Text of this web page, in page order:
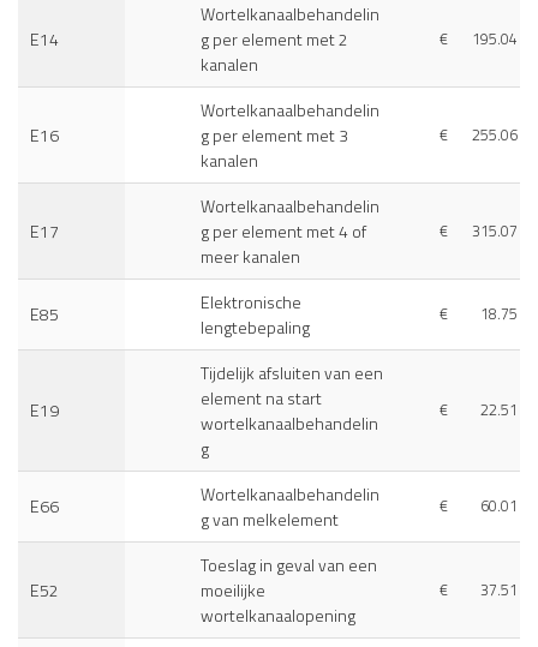
E14
Wortelkanaalbehandelin
g per element met 2
kanalen
€ 195.04
E16
Wortelkanaalbehandelin
g per element met 3
kanalen
€ 255.06
E17
Wortelkanaalbehandelin
g per element met 4 of
meer kanalen
€ 315.07
E85
Elektronische
lengtebepaling
€ 18.75
E19
Tijdelijk afsluiten van een
element na start
wortelkanaalbehandelin
g
€ 22.51
E66
Wortelkanaalbehandelin
g van melkelement
€ 60.01
E52
Toeslag in geval van een
moeilijke
wortelkanaalopening
€ 37.51